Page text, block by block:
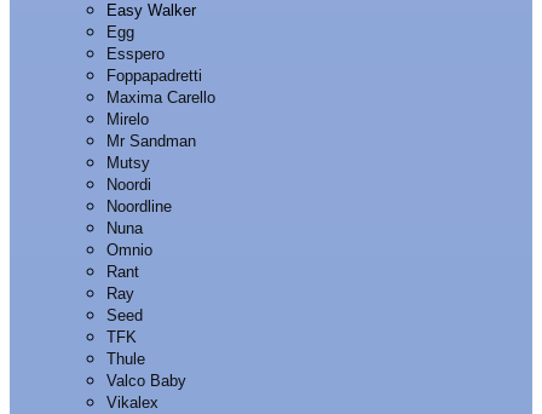
Easy Walker
Egg
Esspero
Foppapadretti
Maxima Carello
Mirelo
Mr Sandman
Mutsy
Noordi
Noordline
Nuna
Omnio
Rant
Ray
Seed
TFK
Thule
Valco Baby
Vikalex